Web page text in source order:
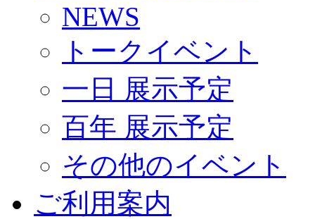
NEWS
トークイベント
一日 展示予定
百年 展示予定
その他のイベント
ご利用案内